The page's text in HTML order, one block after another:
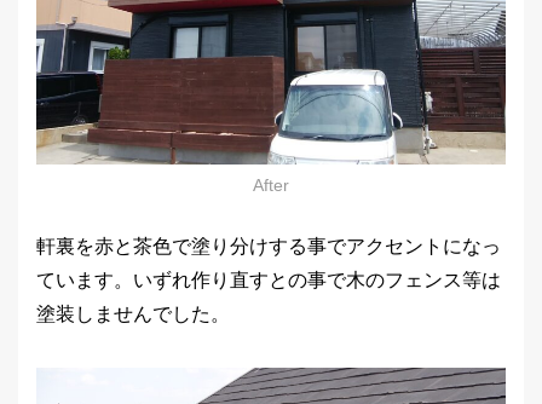
After
軒裏を赤と茶色で塗り分けする事でアクセントになっ
ています。いずれ作り直すとの事で木のフェンス等は
塗装しませんでした。